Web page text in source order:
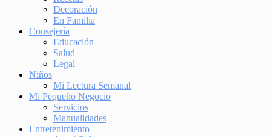
Decoración
En Familia
Consejería
Educación
Salud
Legal
Niños
Mi Lectura Semanal
Mi Pequeño Negocio
Servicios
Manualidades
Entretenimiento